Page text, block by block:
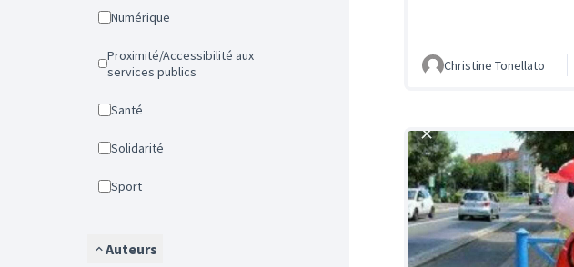
Numérique
Proximité/Accessibilité aux
services publics
Santé
Solidarité
Sport
Auteurs
Christine Tonellato